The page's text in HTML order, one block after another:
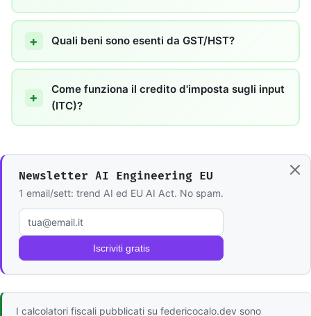
Quali beni sono esenti da GST/HST?
Come funziona il credito d'imposta sugli input
(ITC)?
Newsletter AI Engineering EU
1 email/sett: trend AI ed EU AI Act. No spam.
Email Iscriviti gratis
I calcolatori fiscali pubblicati su federicocalo.dev sono